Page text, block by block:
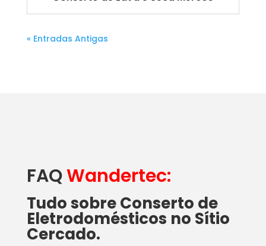
« Entradas Antigas
FAQWandertec:
Tudo sobre Conserto de
Eletrodomésticos no Sítio
Cercado.